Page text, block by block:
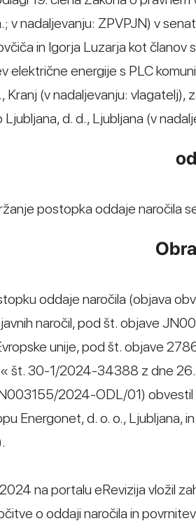
v nadaljevanju: ZPVPJN) v
in Igorja Luzarja kot
električne energije s PLC
Kranj (v nadaljevanju:
Ljubljana, d. d., Ljubljana (v
postopka oddaje naročila
oddaje naročila (objava
naročil, pod št. objave
unije, pod št. objave
št. 30-1/2024-34388 z dne 26.
2024-ODL/01) obvestil
Energonet, d. o. o., Ljubljana,
na portalu eRevizija vložil
o oddaji naročila in